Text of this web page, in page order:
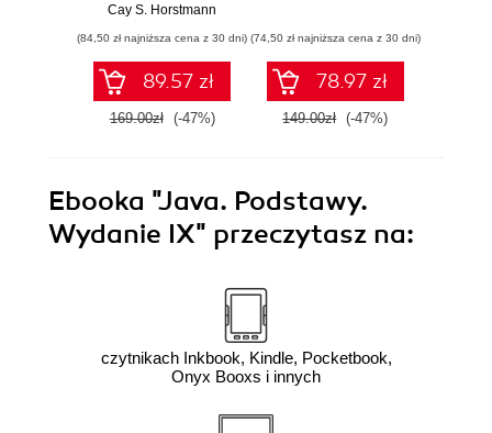
Cay S. Horstmann
(84,50 zł najniższa cena z 30 dni)
89.57 zł
169.00zł (-47%)
(74,50 zł najniższa cena z 30 dni)
78.97 zł
149.00zł (-47%)
Ebooka "Java. Podstawy.
Wydanie IX" przeczytasz na:
czytnikach Inkbook, Kindle, Pocketbook,
Onyx Booxs i innych